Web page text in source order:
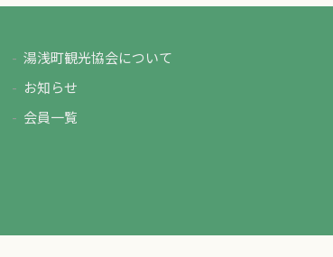
湯浅町観光協会について
お知らせ
会員一覧